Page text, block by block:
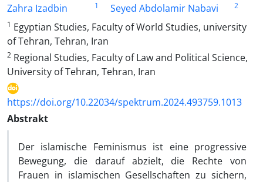
Zahra Izadbin
1 Seyed Abdolamir Nabavi
2
1 Egyptian Studies, Faculty of World Studies, university
of Tehran, Tehran, Iran
2 Regional Studies, Faculty of Law and Political Science,
University of Tehran, Tehran, Iran
https://doi.org/10.22034/spektrum.2024.493759.1013
Abstrakt
Der islamische Feminismus ist eine progressive
Bewegung, die darauf abzielt, die Rechte von
Frauen in islamischen Gesellschaften zu sichern,